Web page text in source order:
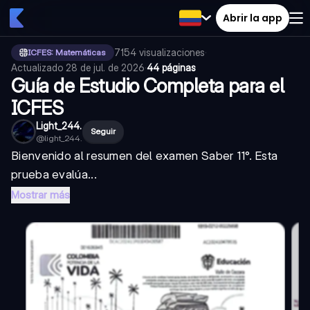
Abrir la app
ICFES: Matemáticas 7154 visualizaciones·
Actualizado 28 de jul. de 2026·44 páginas
Guía de Estudio Completa para el
ICFES
Light_244.
@light_244.
Seguir
Bienvenido al resumen del examen Saber 11°. Esta
prueba evalúa...
Mostrar más